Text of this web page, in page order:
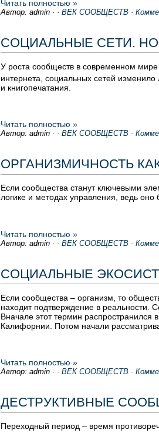
Читать полностью »
Автор: admin · · ВЕК СООБЩЕСТВ ·
СОЦИАЛЬНЫЕ СЕТИ.
У роста сообществ в современном мире
интернета, социальных сетей
и книгопечатания.
Читать полностью »
Автор: admin · · ВЕК СООБЩЕСТВ ·
ОРГАНИЗМИЧНОСТЬ
Если сообщества станут ключевыми
логике и методах управления, ведь
Читать полностью »
Автор: admin · · ВЕК СООБЩЕСТВ ·
СОЦИАЛЬНЫЕ
Если сообщества – организм, то
находит подтверждение в реальности.
Вначале этот термин распространился
Калифорнии. Потом начали
Читать полностью »
Автор: admin · · ВЕК СООБЩЕСТВ ·
ДЕСТРУКТИВНЫЕ
Переходный период – время